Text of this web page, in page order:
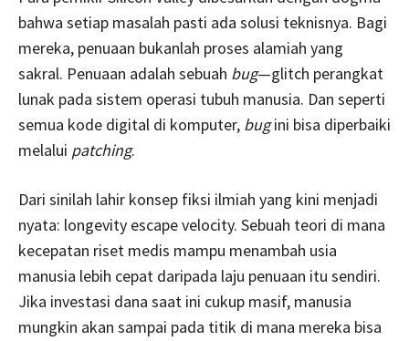
bahwa setiap masalah pasti ada solusi teknisnya. Bagi
mereka, penuaan bukanlah proses alamiah yang
sakral. Penuaan adalah sebuah bug—glitch perangkat
lunak pada sistem operasi tubuh manusia. Dan seperti
semua kode digital di komputer, bugini bisa diperbaiki
melalui patching.
Dari sinilah lahir konsep fiksi ilmiah yang kini menjadi
nyata: longevity escape velocity. Sebuah teori di mana
kecepatan riset medis mampu menambah usia
manusia lebih cepat daripada laju penuaan itu sendiri.
Jika investasi dana saat ini cukup masif, manusia
mungkin akan sampai pada titik di mana mereka bisa